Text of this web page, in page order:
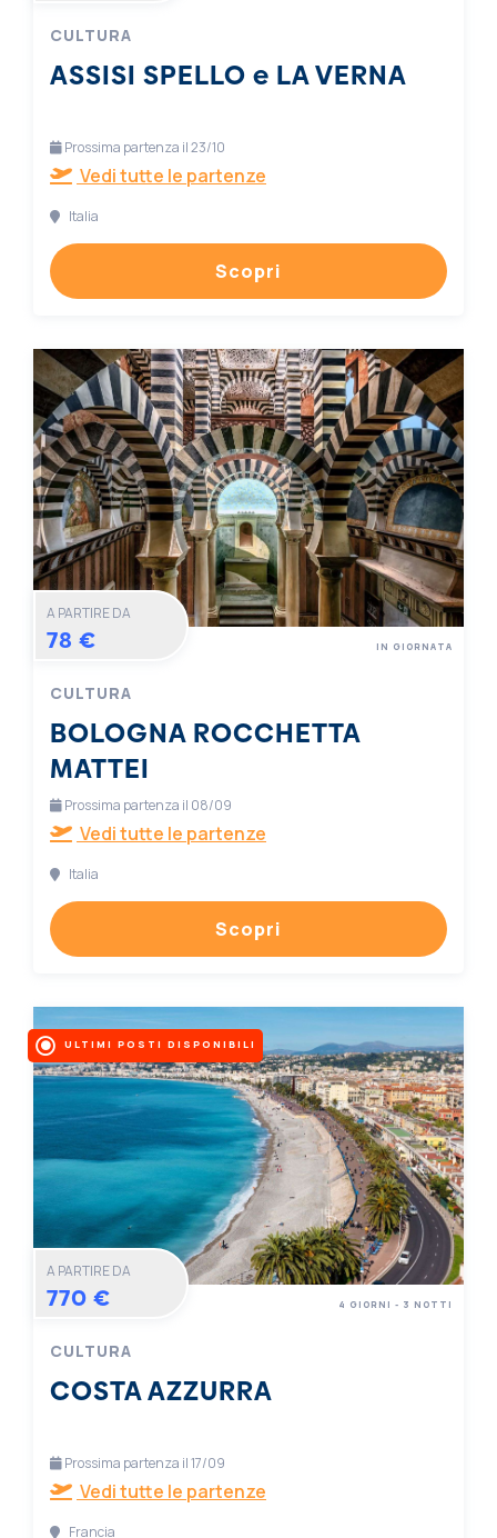
CULTURA
ASSISI SPELLO e LA VERNA
Prossima partenza il 23/10
Vedi tutte le partenze
Italia
Scopri
A PARTIRE DA
78 €
CULTURA
BOLOGNA ROCCHETTA
MATTEI
IN GIORNATA
Prossima partenza il 08/09
Vedi tutte le partenze
Italia
Scopri
ULTIMI POSTI DISPONIBILI
A PARTIRE DA
770 €
CULTURA
COSTA AZZURRA
4 GIORNI - 3 NOTTI
Prossima partenza il 17/09
Vedi tutte le partenze
Francia